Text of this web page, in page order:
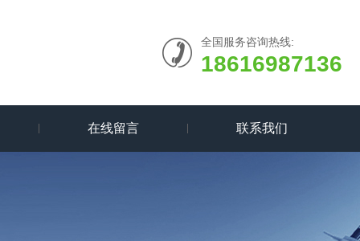
全国服务咨询热线:
18616987136
在线留言 联系我们